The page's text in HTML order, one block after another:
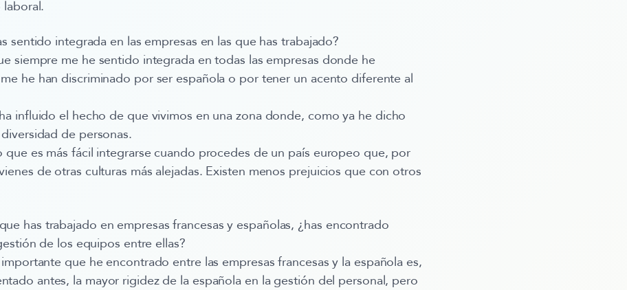
sentido integrada en las empresas en las que has trabajado?
siempre me he sentido integrada en todas las empresas donde he
he han discriminado por ser española o por tener un acento diferente al
influido el hecho de que vivimos en una zona donde, como ya he dicho
de personas.
que es más fácil integrarse cuando procedes de un país europeo que, por
de otras culturas más alejadas. Existen menos prejuicios que con otros
has trabajado en empresas francesas y españolas, ¿has encontrado
de los equipos entre ellas?
que he encontrado entre las empresas francesas y la española es,
antes, la mayor rigidez de la española en la gestión del personal, pero